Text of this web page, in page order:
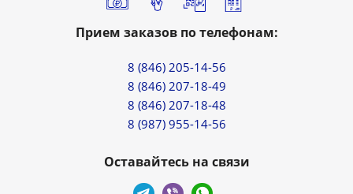
Прием заказов по телефонам:
8 (846) 205-14-56
8 (846) 207-18-49
8 (846) 207-18-48
8 (987) 955-14-56
Оставайтесь на связи